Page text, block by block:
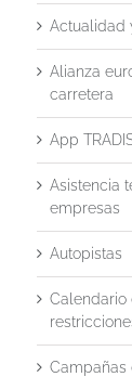
Actualidad
Alianza
carretera
App
Asistencia
empresas
Autopistas
Calendario
Campañas